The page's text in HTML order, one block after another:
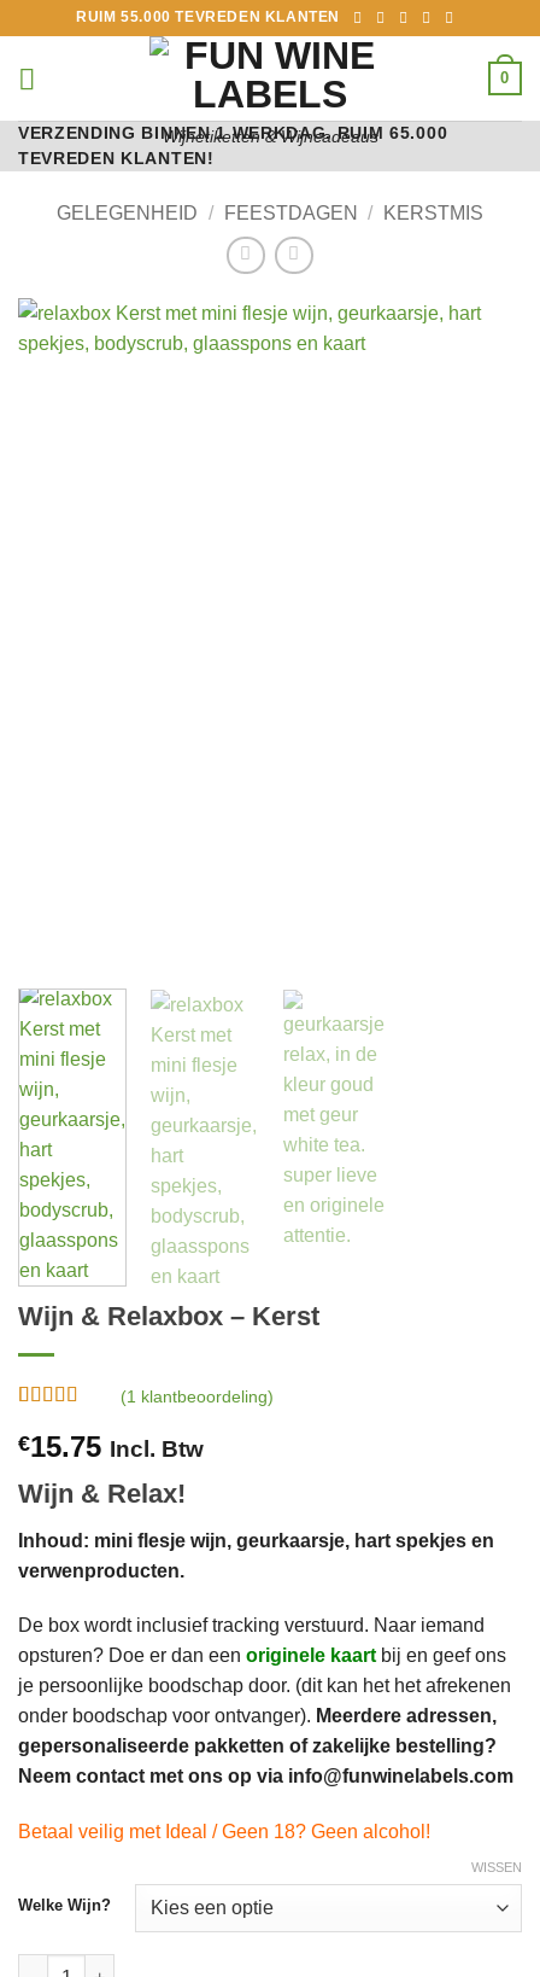
inhoud
RUIM 55.000 TEVREDEN KLANTEN
Wijnetiketten & Wijncadeaus
0
VERZENDING BINNEN 1 WERKDAG. RUIM 65.000
TEVREDEN KLANTEN!
GELEGENHEID / FEESTDAGEN / KERSTMIS
Wijn & Relaxbox – Kerst
5op 5
gebaseerd
opklant
waardering
(1 klantbeoordeling)
€15.75 Incl. Btw
Wijn & Relax!
Inhoud: mini flesje wijn, geurkaarsje, hart spekjes en
verwenproducten.
De box wordt inclusief tracking verstuurd. Naar iemand
opsturen? Doe er dan een originele kaart bij en geef ons
je persoonlijke boodschap door. (dit kan het het afrekenen
onder boodschap voor ontvanger). Meerdere adressen,
gepersonaliseerde pakketten of zakelijke bestelling?
Neem contact met ons op via info@funwinelabels.com
Betaal veilig met Ideal / Geen 18? Geen alcohol!
Welke Wijn?
WISSEN
Wijn & Relaxbox - Kerst aantal